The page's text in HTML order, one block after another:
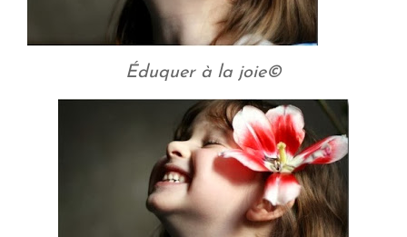
Éduquer à la joie©